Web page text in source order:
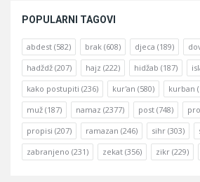
POPULARNI TAGOVI
abdest (582) brak (608) djeca (189)
hadždž (207) hajz (222) hidžab (187)
kako postupiti (236) kur'an (580) kurban
muž (187) namaz (2377) post (748)
propisi (207) ramazan (246) sihr (303)
zabranjeno (231) zekat (356) zikr (229)